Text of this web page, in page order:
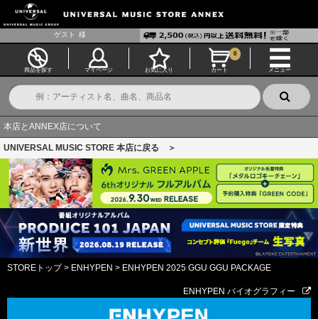
ゲスト 様
商品を探す マイページ お気に入り カート
0
メニュー
本店とANNEX店について
UNIVERSAL MUSIC STORE 本店に戻る ＞
STOREトップ> ENHYPEN > ENHYPEN 2025 GGU GGU PACKAGE
ENHYPEN バイオグラフィー